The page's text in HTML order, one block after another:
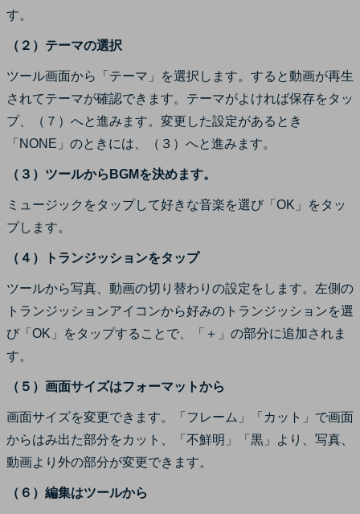
す。
（２）テーマの選択
ツール画面から「テーマ」を選択します。すると動画が再生
されてテーマが確認できます。テーマがよければ保存をタッ
プ、（７）へと進みます。変更した設定があるとき
「NONE」のときには、（３）へと進みます。
（３）ツールからBGMを決めます。
ミュージックをタップして好きな音楽を選び「OK」をタッ
プします。
（４）トランジッションをタップ
ツールから写真、動画の切り替わりの設定をします。左側の
トランジッションアイコンから好みのトランジッションを選
び「OK」をタップすることで、「＋」の部分に追加されま
す。
（５）画面サイズはフォーマットから
画面サイズを変更できます。「フレーム」「カット」で画面
からはみ出た部分をカット、「不鮮明」「黒」より、写真、
動画より外の部分が変更できます。
（６）編集はツールから